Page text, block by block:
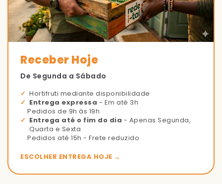
Receber Hoje
De Segunda a Sábado
Hortifruti mediante disponibilidade
Entrega expressa - Em até 3h
Pedidos de 9h às 19h
Entrega até o fim do dia - Apenas Segunda,
Quarta e Sexta
Pedidos até 15h - Frete reduzido
ESCOLHER ENTREGA HOJE →